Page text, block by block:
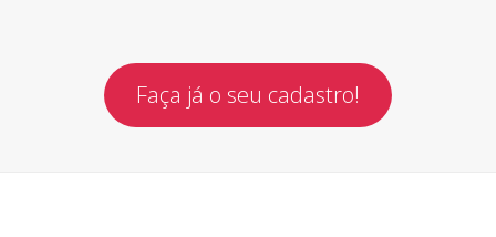
Faça já o seu cadastro!